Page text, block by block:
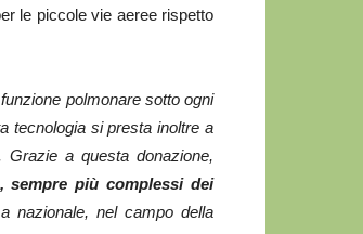
le piccole vie aeree rispetto
polmonare sotto ogni
tecnologia si presta inoltre a
Grazie a questa donazione,
sempre più complessi dei
nazionale, nel campo della